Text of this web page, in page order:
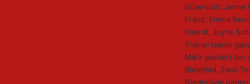
Gütersloh: Janne
Franz, Emma
Koerdt, Joyce
Trainerteams
März gastiert der
Bielefeld. Zwei